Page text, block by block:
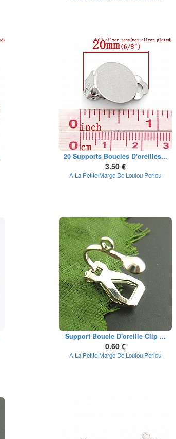
20 Supports Boucles D'oreilles...
3.50 €
A La Petite Marge De Loulou Perlou
Support Boucle D'oreille Clip ...
0.60 €
A La Petite Marge De Loulou Perlou